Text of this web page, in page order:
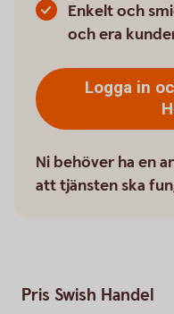
Enkelt och
och era
Logga in
Ni behöver ha en
att tjänsten ska
Pris Swish Handel